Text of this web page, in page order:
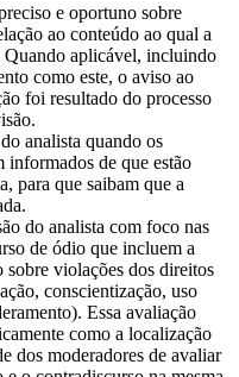
e oportuno sobre
ao conteúdo ao qual a
Quando aplicável, incluindo
como este, o aviso ao
foi resultado do processo
analista quando os
informados de que estão
para que saibam que a
do analista com foco nas
de ódio que incluem a
sobre violações dos direitos
conscientização, uso
Essa avaliação
como a localização
dos moderadores de avaliar